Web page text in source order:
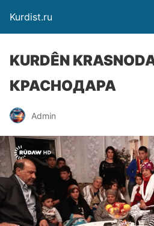
Kurdist.ru
KURDÊN
КРАСНОДАРА
Admin